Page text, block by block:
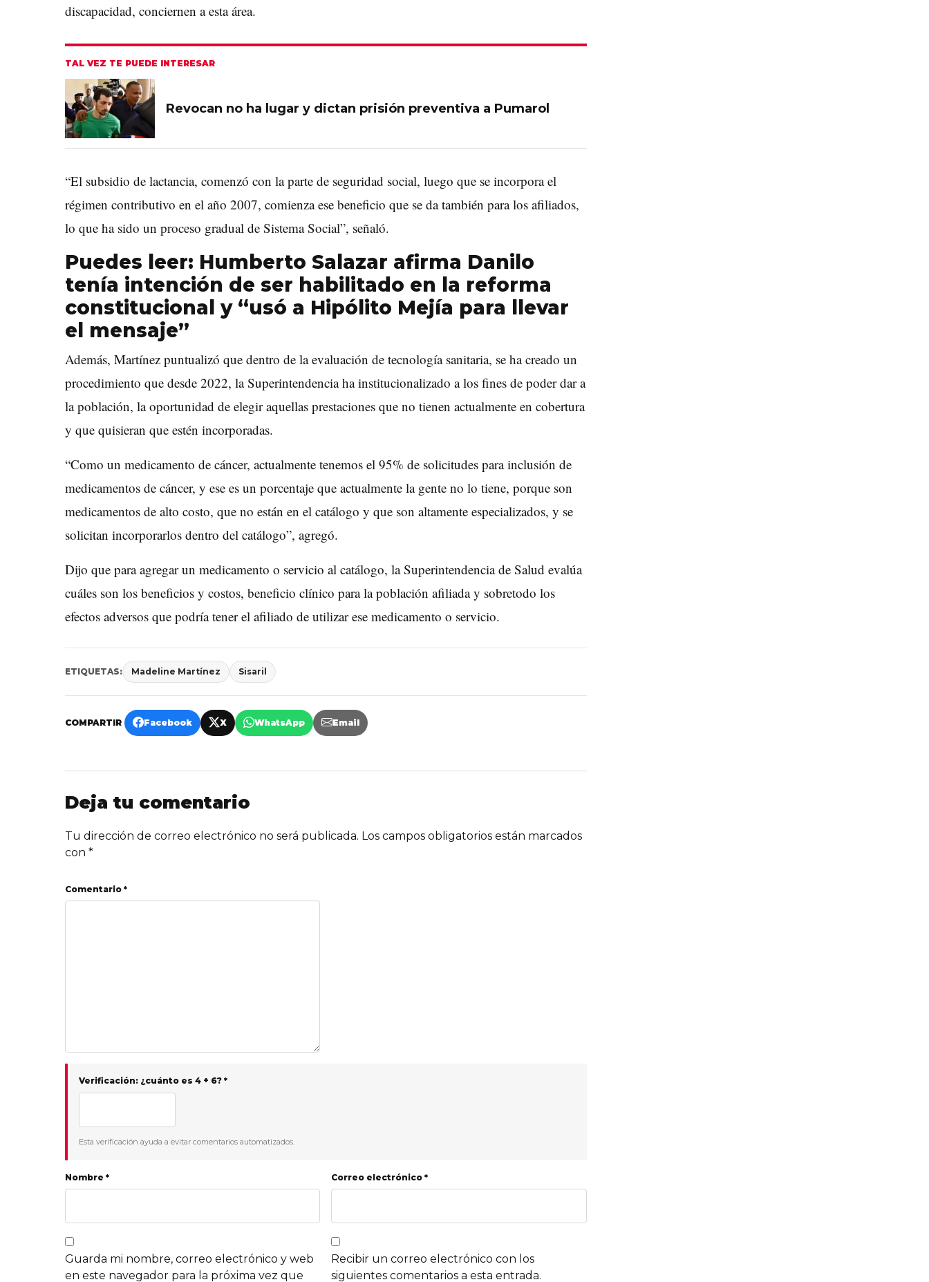
discapacidad, conciernen a esta área.
TAL VEZ TE PUEDE INTERESAR
Revocan no ha lugar y dictan prisión preventiva a Pumarol
“El subsidio de lactancia, comenzó con la parte de seguridad social, luego que se incorpora el
régimen contributivo en el año 2007, comienza ese beneficio que se datambién para los afiliados,
lo que ha sido un proceso gradual de Sistema Social”, señaló.
Puedes leer: Humberto Salazar afirma Danilo
tenía intención de ser habilitado en la reforma
constitucional y “usó a Hipólito Mejía para llevar
el mensaje”
Además, Martínez puntualizó que dentro de la evaluación de tecnología sanitaria, se ha creado un
procedimiento que desde 2022, la Superintendencia ha institucionalizado a los fines de poder dar a
la población, la oportunidad de elegir aquellas prestaciones que no tienen actualmente en cobertura
y que quisieran que estén incorporadas.
“Como un medicamento de cáncer, actualmente tenemos el 95% de solicitudes para inclusión de
medicamentos de cáncer, y ese es un porcentaje que actualmente la gente no lo tiene, porque son
medicamentos de alto costo, que no están en el catálogo y que son altamente especializados, y se
solicitan incorporarlos dentro del catálogo”, agregó.
Dijo que para agregar un medicamento o servicio al catálogo, la Superintendencia de Salud evalúa
cuáles son los beneficios y costos, beneficio clínico para la población afiliada y sobretodo los
efectos adversos que podría tener el afiliado de utilizar ese medicamento o servicio.
ETIQUETAS: Madeline Martínez Sisaril
COMPARTIR Facebook X WhatsApp Email
Deja tu comentario
Tu dirección de correo electrónico no será publicada. Los campos obligatorios están marcados
con *
Comentario *
Verificación: ¿cuánto es 4 + 6? *
Esta verificación ayuda a evitar comentarios automatizados.
Nombre * Correo electrónico *
Guarda mi nombre, correo electrónico y web
en este navegador para la próxima vez que
Recibir un correo electrónico con los
siguientes comentarios a esta entrada.